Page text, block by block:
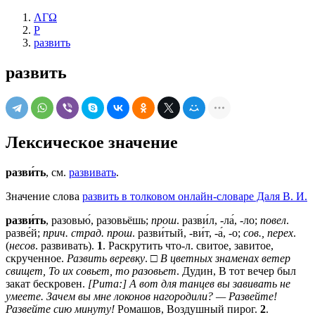
ΛΓΩ
Р
развить
развить
Лексическое значение
разви́ть, см. развивать.
Значение слова развить в толковом онлайн-словаре Даля В. И.
разви́ть, разовью́, разовьёшь; прош. разви́л, -ла́, -ло; повел.
разве́й; прич. страд. прош. разви́тый, -ви́т, -а́, -о; сов., перех.
(несов. развивать). 1. Раскрутить что-л. свитое, завитое,
скрученное. Развить веревку. □ В цветных знаменах ветер
свищет, То их совьет, то разовьет. Дудин, В тот вечер был
закат бескровен. [Рита:] А вот для танцев вы завивать не
умеете. Зачем вы мне локонов нагородили? — Развейте!
Развейте сию минуту! Ромашов, Воздушный пирог. 2.